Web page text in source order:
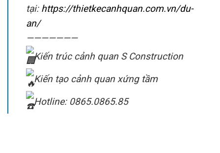
tại: https://thietkecanhquan.com.vn/du-
an/
———————
Kiến trúc cảnh quan S Construction
Kiến tạo cảnh quan xứng tầm
Hotline: 0865.0865.85